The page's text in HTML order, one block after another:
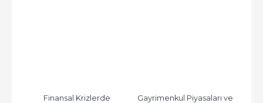
Finansal Krizlerde
Gayrimenkul Piyasaları ve